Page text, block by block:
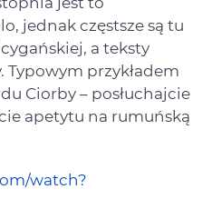
jednak częstsze są tu
a teksty
przykładem
Ciorby – posłuchajcie
apetytu na rumuńską
watch?